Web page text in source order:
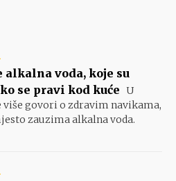
alkalna voda, koje su
se pravi kod kuće U
govori o zdravim navikama,
zauzima alkalna voda.